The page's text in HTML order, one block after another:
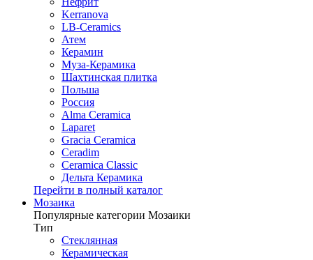
Kerranova
LB-Ceramics
Атем
Керамин
Муза-Керамика
Шахтинская плитка
Польша
Россия
Alma Ceramica
Laparet
Gracia Ceramica
Ceradim
Ceramica Classic
Дельта Керамика
Перейти в полный каталог
Мозаика
Популярные категории Мозаики
Тип
Стеклянная
Керамическая